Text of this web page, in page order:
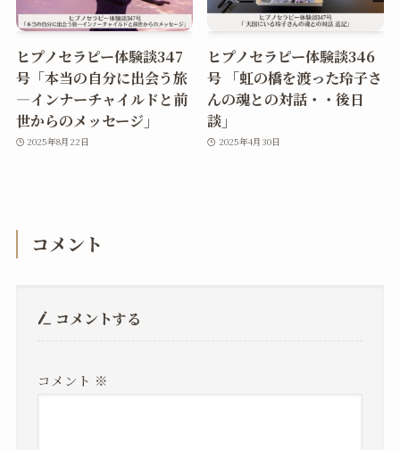
ヒプノセラピー体験談347
号「本当の自分に出会う旅
―インナーチャイルドと前
世からのメッセージ」
2025年8月22日
ヒプノセラピー体験談346
号 「虹の橋を渡った玲子さ
んの魂との対話・・後日
談」
2025年4月30日
コメント
コメントする
コメント ※